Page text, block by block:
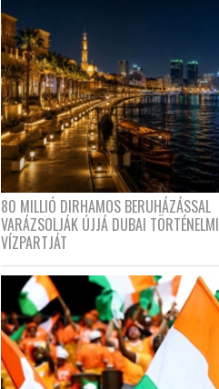
80 MILLIÓ DIRHAMOS BERUHÁZÁSSAL
VARÁZSOLJÁK ÚJJÁ DUBAI TÖRTÉNELMI
VÍZPARTJÁT